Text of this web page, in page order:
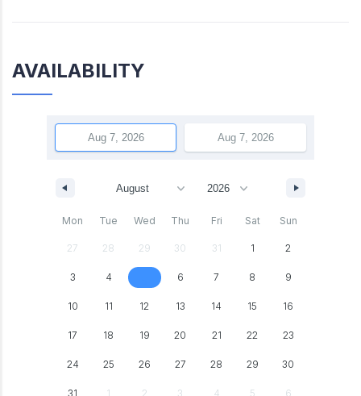
AVAILABILITY
Mon Tue Wed Thu Fri Sat Sun
27 28 29 30 31 1 2
3 4 6 7 8 9
10 11 12 13 14 15 16
17 18 19 20 21 22 23
24 25 26 27 28 29 30
31 1 2 3 4 5 6